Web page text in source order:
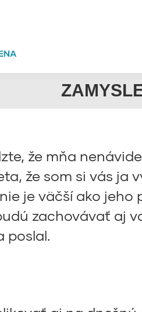
že mňa
že som si vás ja
je väčší ako
zachovávať aj
poslal.